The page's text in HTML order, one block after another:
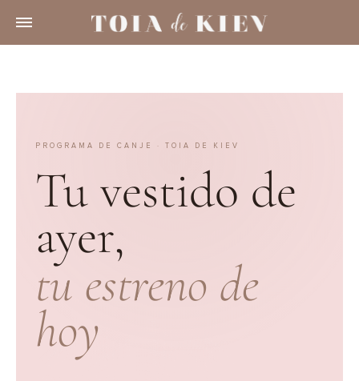
PROGRAMA DE CANJE · TOIA DE KIEV
Toia de Kiev -
Tu vestido de
ayer,
tu estreno de
hoy